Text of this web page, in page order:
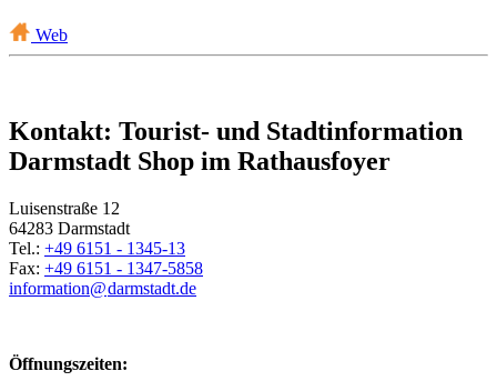
Web
Kontakt: Tourist- und Stadtinformation
Darmstadt Shop im Rathausfoyer
Luisenstraße 12
64283 Darmstadt
Tel.: +49 6151 - 1345-13
Fax: +49 6151 - 1347-5858
information@darmstadt.de
Öffnungszeiten: